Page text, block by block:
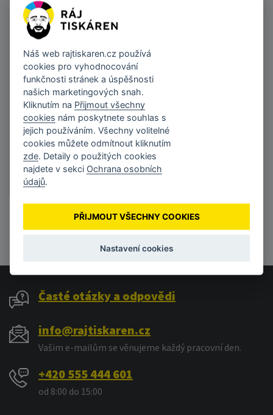
Star kazeta RC700B
s černou páskou pro
SP712/SP742
130 Kč
bez DPH 107,33 Kč
DO KOŠÍKU
Na dotaz • Naskladnění
Časté otázky a odpovědi
info@rajtiskaren.cz
Vašim e-mailům se věnujeme každý pracovní den.
+420 555 444 601
od 8:00 do 15:00
Náš web rajtiskaren.cz používá
cookies pro vyhodnocování
funkčnosti stránek a úspěšnosti
našich marketingových snah.
Kliknutím na Přijmout všechny
cookies nám poskytnete souhlas s
jejich používáním. Všechny volitelné
cookies můžete odmítnout kliknutím
zde . Detaily o použitých cookies
najdete v sekci Ochrana osobních
údajů
PŘIJMOUT VŠECHNY COOKIES
Nastavení cookies